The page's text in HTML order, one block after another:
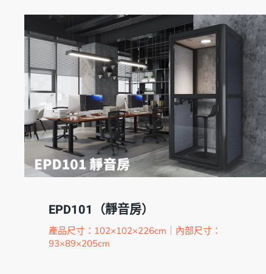
EPD101（靜音房）
產品尺寸：102×102×226cm｜內部尺寸：
93×89×205cm